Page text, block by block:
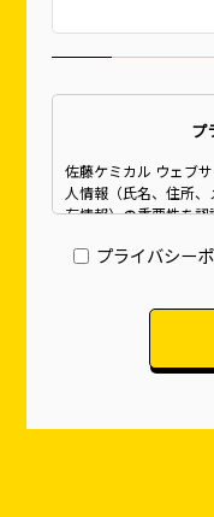
プ
佐藤ケミカル ウェブ
人情報（氏名、住所
有情報）の重要性を
当ウェブサイトのご
個人情報の収集につい
当社へのお問合せに
ために、個人情報を
プライバシー